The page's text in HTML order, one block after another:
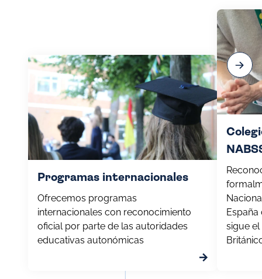
Programas internacionales
Ofrecemos programas
internacionales con reconocimiento
oficial por parte de las autoridades
educativas autonómicas
sigue